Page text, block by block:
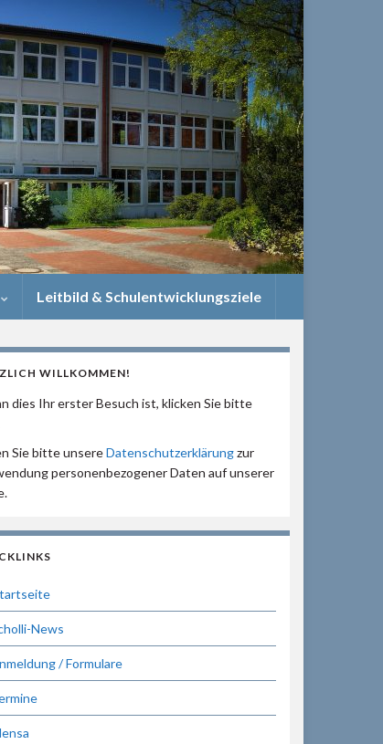
Leitbild & Schulentwicklungsziele
WILLKOMMEN!
dies Ihr erster Besuch ist, klicken Sie bitte
Sie bitte unsereDatenschutzerklärungzur
personenbezogener Daten auf unserer
News
/ Formulare